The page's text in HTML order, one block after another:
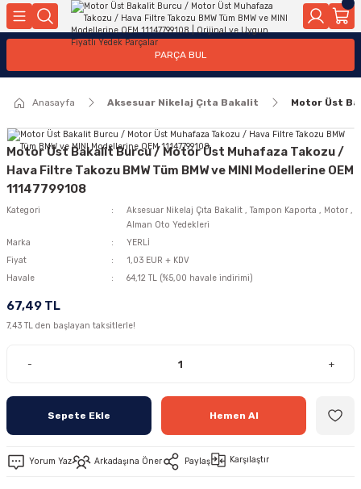
Geri Dön
Geri Dön
Geri Dön
Yakıt Pompası, Yakıt Hatları
Motor Elektrik
Ateşleme Buji Bobin Buji Kablosu
Alternatör Marş Motoru
Geri Dön
Geri Dön
Geri Dön
Kollar
Geri Dön
Geri Dön
Ön Arka
Geri Dön
PARÇA BUL
Anasayfa Aksesuar Nikelaj Çıta Bakalit Motor Üst
Motor Üst Bakalit Burcu / Motor Üst Muhafaza Takozu /
Hava Filtre Takozu BMW Tüm BMW ve MINI Modellerine OEM
11147799108
Kategori Aksesuar Nikelaj Çıta Bakalit , Tampon Kaporta , Motor ,
Alman Oto Yedekleri
Marka
YERLİ
Fiyat
1,03 EUR + KDV
Havale
64,12 TL (%5,00 havale indirimi)
67,49 TL
7,43 TL den başlayan taksitlerle!
- +
Sepete Ekle Hemen Al
Yorum Yaz Arkadaşına Öner Paylaş Karşılaştır